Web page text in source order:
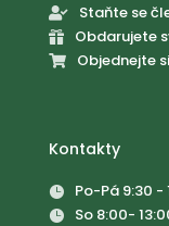
 Staňte se
 Obdarujete
 Objednejte
Kontakty
 Po-Pá 9:30 -
 So 8:00-